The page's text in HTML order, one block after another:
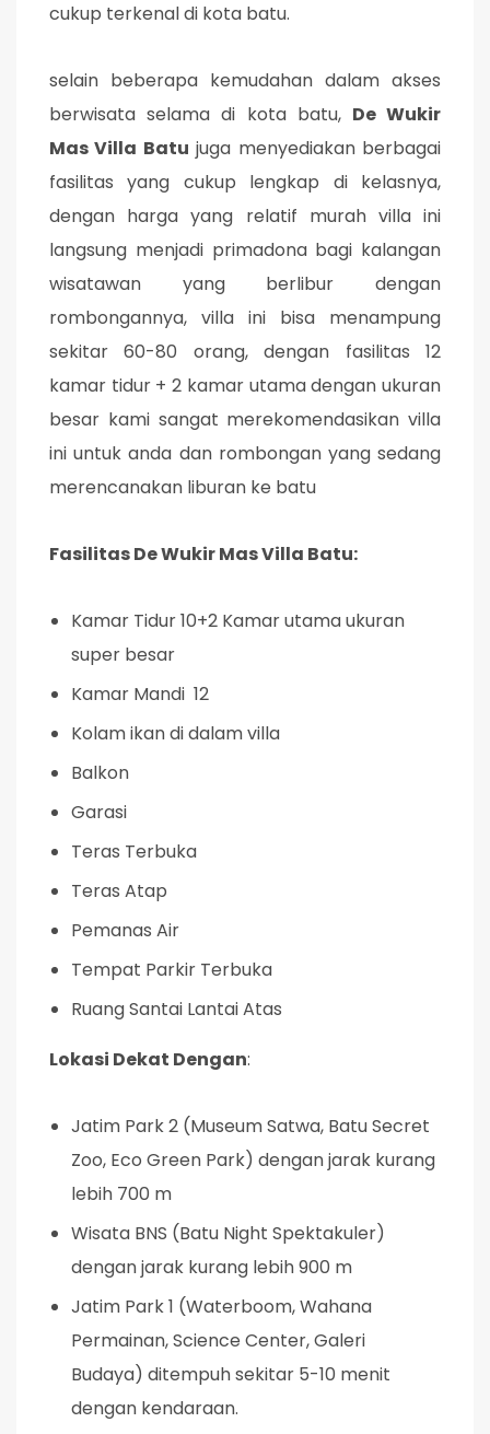
cukup terkenal di kota batu.
selain beberapa kemudahan dalam akses
berwisata selama di kota batu, De Wukir
Mas Villa Batu juga menyediakan berbagai
fasilitas yang cukup lengkap di kelasnya,
dengan harga yang relatif murah villa ini
langsung menjadi primadona bagi kalangan
wisatawan yang berlibur dengan
rombongannya, villa ini bisa menampung
sekitar 60-80 orang, dengan fasilitas 12
kamar tidur + 2 kamar utama dengan ukuran
besar kami sangat merekomendasikan villa
ini untuk anda dan rombongan yang sedang
merencanakan liburan ke batu
Fasilitas De Wukir Mas Villa Batu:
Kamar Tidur 10+2 Kamar utama ukuran
super besar
Kamar Mandi 12
Kolam ikan di dalam villa
Balkon
Garasi
Teras Terbuka
Teras Atap
Pemanas Air
Tempat Parkir Terbuka
Ruang Santai Lantai Atas
Lokasi Dekat Dengan:
Jatim Park 2 (Museum Satwa, Batu Secret
Zoo, Eco Green Park) dengan jarak kurang
lebih 700 m
Wisata BNS (Batu Night Spektakuler)
dengan jarak kurang lebih 900 m
Jatim Park 1 (Waterboom, Wahana
Permainan, Science Center, Galeri
Budaya) ditempuh sekitar 5-10 menit
dengan kendaraan.